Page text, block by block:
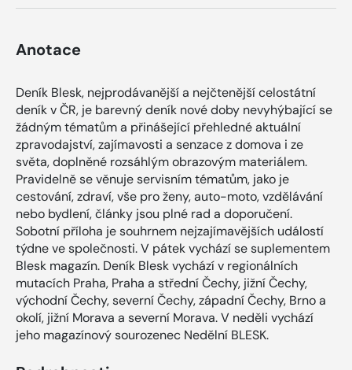
Anotace
Deník Blesk, nejprodávanější a nejčtenější celostátní
deník v ČR, je barevný deník nové doby nevyhýbající se
žádným tématům a přinášející přehledné aktuální
zpravodajství, zajímavosti a senzace z domova i ze
světa, doplněné rozsáhlým obrazovým materiálem.
Pravidelně se věnuje servisním tématům, jako je
cestování, zdraví, vše pro ženy, auto-moto, vzdělávání
nebo bydlení, články jsou plné rad a doporučení.
Sobotní příloha je souhrnem nejzajímavějších událostí
týdne ve společnosti. V pátek vychází se suplementem
Blesk magazín. Deník Blesk vychází v regionálních
mutacích Praha, Praha a střední Čechy, jižní Čechy,
východní Čechy, severní Čechy, západní Čechy, Brno a
okolí, jižní Morava a severní Morava. V neděli vychází
jeho magazínový sourozenec Nedělní BLESK.